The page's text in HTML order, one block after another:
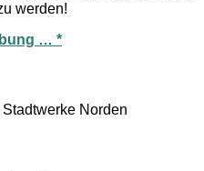
werden!
… *
Norden